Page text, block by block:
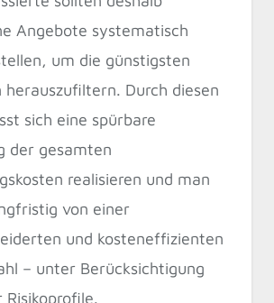
Angebote systematisch
um die günstigsten
herauszufiltern. Durch diesen
sich eine spürbare
der gesamten
realisieren und man
von einer
und kosteneffizienten
– unter Berücksichtigung
Risikoprofile.